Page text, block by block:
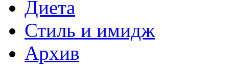
Диета
Стиль и имидж
Архив